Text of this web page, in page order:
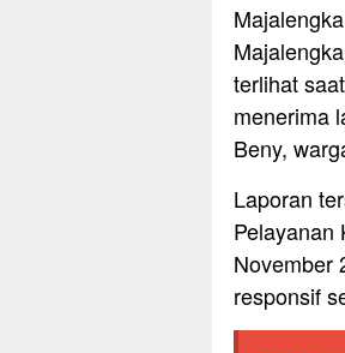
terlihat
menerima
Beny,
Laporan
Pelayanan
November
responsif